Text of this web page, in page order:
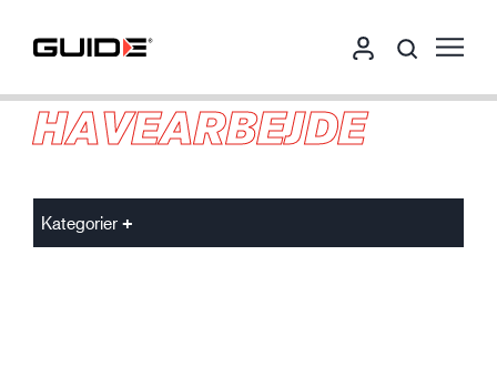
HAVEARBEJDE
Kategorier